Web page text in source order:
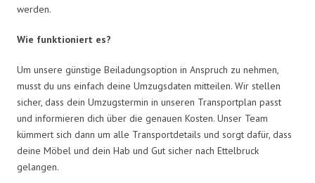
werden.
Wie funktioniert es?
Um unsere günstige Beiladungsoption in Anspruch zu nehmen,
musst du uns einfach deine Umzugsdaten mitteilen. Wir stellen
sicher, dass dein Umzugstermin in unseren Transportplan passt
und informieren dich über die genauen Kosten. Unser Team
kümmert sich dann um alle Transportdetails und sorgt dafür, dass
deine Möbel und dein Hab und Gut sicher nach Ettelbruck
gelangen.